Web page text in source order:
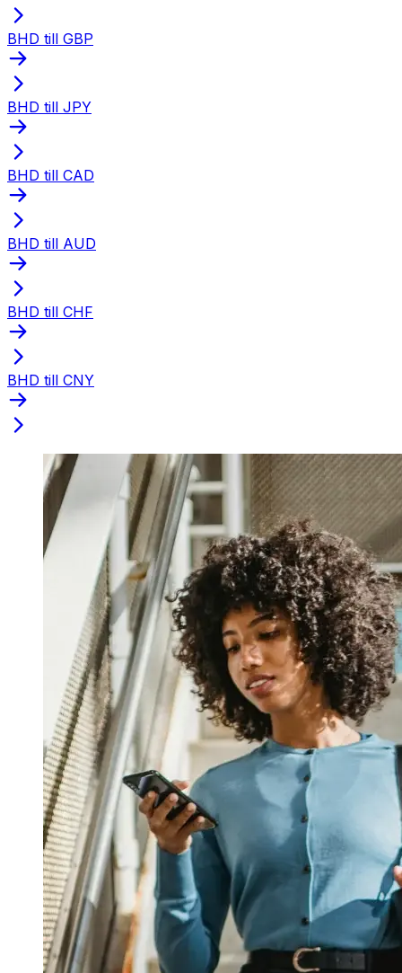
BHD till GBP
BHD till JPY
BHD till CAD
BHD till AUD
BHD till CHF
BHD till CNY